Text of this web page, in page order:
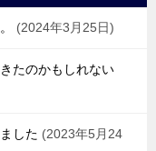
2024年3月25日
たのかもしれない
した
2023年5月24